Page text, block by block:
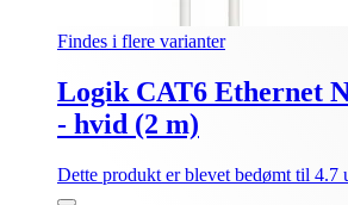
Findes i flere varianter
Logik CAT6 Ethernet
- hvid (2 m)
Dette produkt er blevet bedømt til 4.7